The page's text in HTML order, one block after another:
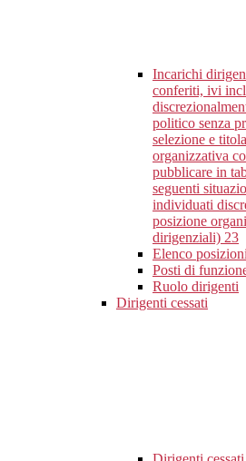
Incarichi
conferiti, ivi
politico senza
selezione e
organizzativa
pubblicare in
seguenti
individuati
posizione
dirigenziali) 23
Elenco
Posti di
Ruolo dirigenti
Dirigenti cessati